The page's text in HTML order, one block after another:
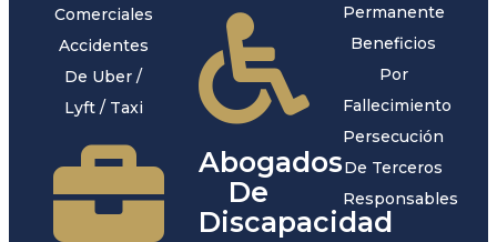
Comerciales
Accidentes
De Uber /
Lyft / Taxi
Abogados
De
Discapacidad
Permanente
Beneficios
Por
Fallecimiento
Persecución
De Terceros
Responsables